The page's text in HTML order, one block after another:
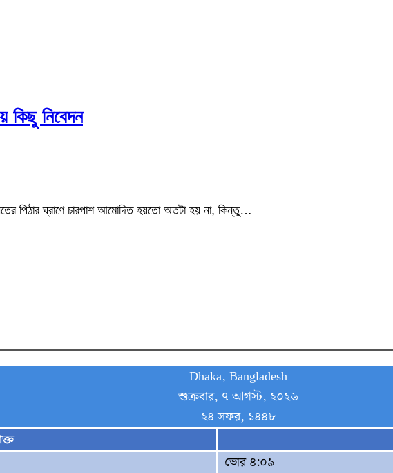
কিছু নিবেদন
পিঠার ঘ্রাণে চারপাশ আমোদিত হয়তো অতটা হয় না, কিন্তু…
Dhaka, Bangladesh
শুক্রবার, ৭ আগস্ট, ২০২৬
২৪ সফর, ১৪৪৮
ভোর ৪:০৯